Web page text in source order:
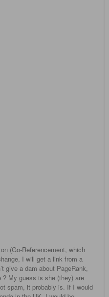
(Go-Referencement, which
I will get a link from a
give a dam about PageRank,
My guess is she (they) are
spam, it probably is. If I would